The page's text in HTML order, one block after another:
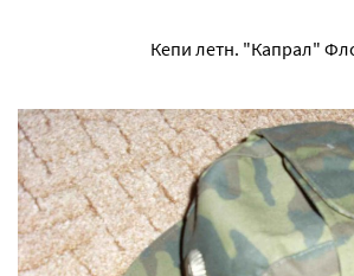
Кепи летн. "Капрал"